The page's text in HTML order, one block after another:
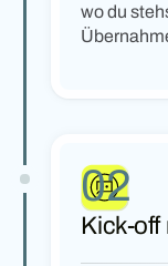
wo du
Kick-off
02